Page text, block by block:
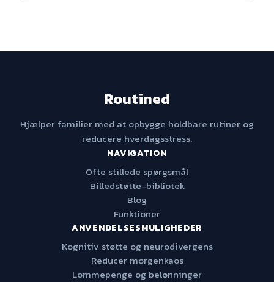
Routined
Hjælper familier med at opbygge holdbare rutiner og
reducere hverdagsstress.
NAVIGATION
Ofte stillede spørgsmål
Billedstøtte-bibliotek
Blog
Funktioner
ANVENDELSESMULIGHEDER
Kognitiv støtte og neurodivergens
Reducer morgenkaos
Lommepenge og belønninger